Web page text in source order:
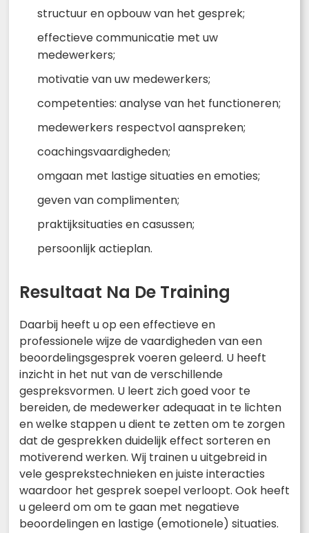
structuur en opbouw van het gesprek;
effectieve communicatie met uw
medewerkers;
motivatie van uw medewerkers;
competenties: analyse van het functioneren;
medewerkers respectvol aanspreken;
coachingsvaardigheden;
omgaan met lastige situaties en emoties;
geven van complimenten;
praktijksituaties en casussen;
persoonlijk actieplan.
Resultaat Na De Training
Daarbij heeft u op een effectieve en
professionele wijze de vaardigheden van een
beoordelingsgesprek voeren geleerd. U heeft
inzicht in het nut van de verschillende
gespreksvormen. U leert zich goed voor te
bereiden, de medewerker adequaat in te lichten
en welke stappen u dient te zetten om te zorgen
dat de gesprekken duidelijk effect sorteren en
motiverend werken. Wij trainen u uitgebreid in
vele gesprekstechnieken en juiste interacties
waardoor het gesprek soepel verloopt. Ook heeft
u geleerd om om te gaan met negatieve
beoordelingen en lastige (emotionele) situaties.